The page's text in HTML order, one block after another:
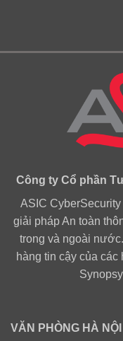
Công ty Cổ phần
ASIC
giải pháp An toàn
trong và ngoài
hàng tin cậy của
VĂN PHÒNG HÀ NỘI